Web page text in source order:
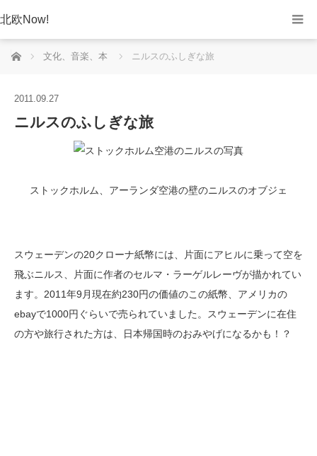
北欧Now!
ホーム 文化、音楽、本 ニルスのふしぎな旅
2011.09.27
ニルスのふしぎな旅
ストックホルム、アーランダ空港の壁のニルスのオブジェ
スウェーデンの20クローナ紙幣には、片面にアヒルに乗って空を
飛ぶニルス、片面に作者のセルマ・ラーゲルレーヴが描かれてい
ます。2011年9月現在約230円の価値のこの紙幣、アメリカの
ebayで1000円ぐらいで売られていました。スウェーデンに在住
の方や旅行された方は、日本帰国時のおみやげになるかも！？